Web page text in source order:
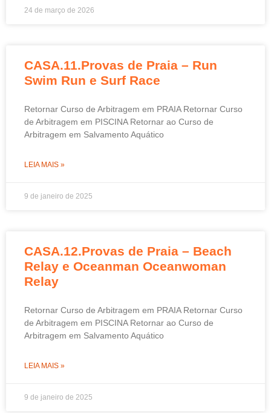
24 de março de 2026
CASA.11.Provas de Praia – Run
Swim Run e Surf Race
Retornar Curso de Arbitragem em PRAIA Retornar Curso
de Arbitragem em PISCINA Retornar ao Curso de
Arbitragem em Salvamento Aquático
LEIA MAIS »
9 de janeiro de 2025
CASA.12.Provas de Praia – Beach
Relay e Oceanman Oceanwoman
Relay
Retornar Curso de Arbitragem em PRAIA Retornar Curso
de Arbitragem em PISCINA Retornar ao Curso de
Arbitragem em Salvamento Aquático
LEIA MAIS »
9 de janeiro de 2025